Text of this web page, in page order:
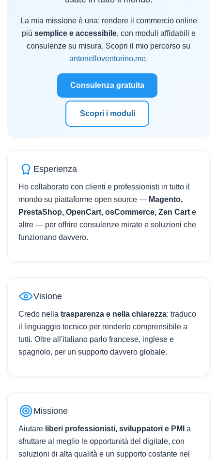
La mia missione è una: rendere il commercio online
più semplice e accessibile, con moduli affidabili e
consulenze su misura. Scopri il mio percorso su
antonelloventurino.me.
Consulenza gratuita
Scopri i moduli
Esperienza
Ho collaborato con clienti e professionisti in tutto il
mondo su piattaforme open source — Magento,
PrestaShop, OpenCart, osCommerce, Zen Cart e
altre — per offrire consulenze mirate e soluzioni che
funzionano davvero.
Visione
Credo nellatrasparenza e nella chiarezza: traduco
il linguaggio tecnico per renderlo comprensibile a
tutti. Oltre all'italiano parlo francese, inglese e
spagnolo, per un supporto davvero globale.
Missione
Aiutare liberi professionisti, sviluppatori e PMI a
sfruttare al meglio le opportunità del digitale, con
soluzioni di alta qualità e un supporto costante nel